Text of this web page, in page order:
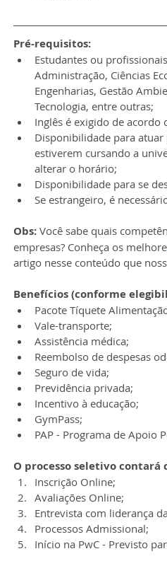
Pré-requisitos:
Estudantes ou
Administração, Ciências
Engenharias, Gestão
Tecnologia, entre outras;
Inglês é exigido de acordo
Disponibilidade para atuar
estiverem cursando a
alterar o horário;
Disponibilidade para se
Se estrangeiro, é
Obs: Você sabe quais
empresas? Conheça os
artigo nesse conteúdo que
Benefícios (conforme
Pacote Tíquete
Vale-transporte;
Assistência médica;
Reembolso de despesas
Seguro de vida;
Previdência privada;
Incentivo à educação;
GymPass;
PAP - Programa de Apoio
O processo seletivo contará
Inscrição Online;
Avaliações Online;
Entrevista com liderança
Processos Admissional;
Início na PwC - Previsto